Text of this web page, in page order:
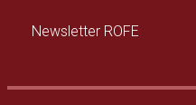
Newsletter ROFE